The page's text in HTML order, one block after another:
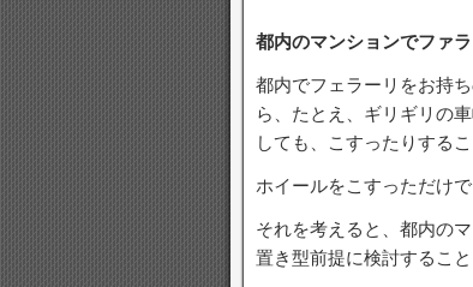
都内のマンションでファ
都内でフェラーリをお持
ら、たとえ、ギリギリの
しても、こすったりする
ホイールをこすっただけ
それを考えると、都内の
置き型前提に検討すること